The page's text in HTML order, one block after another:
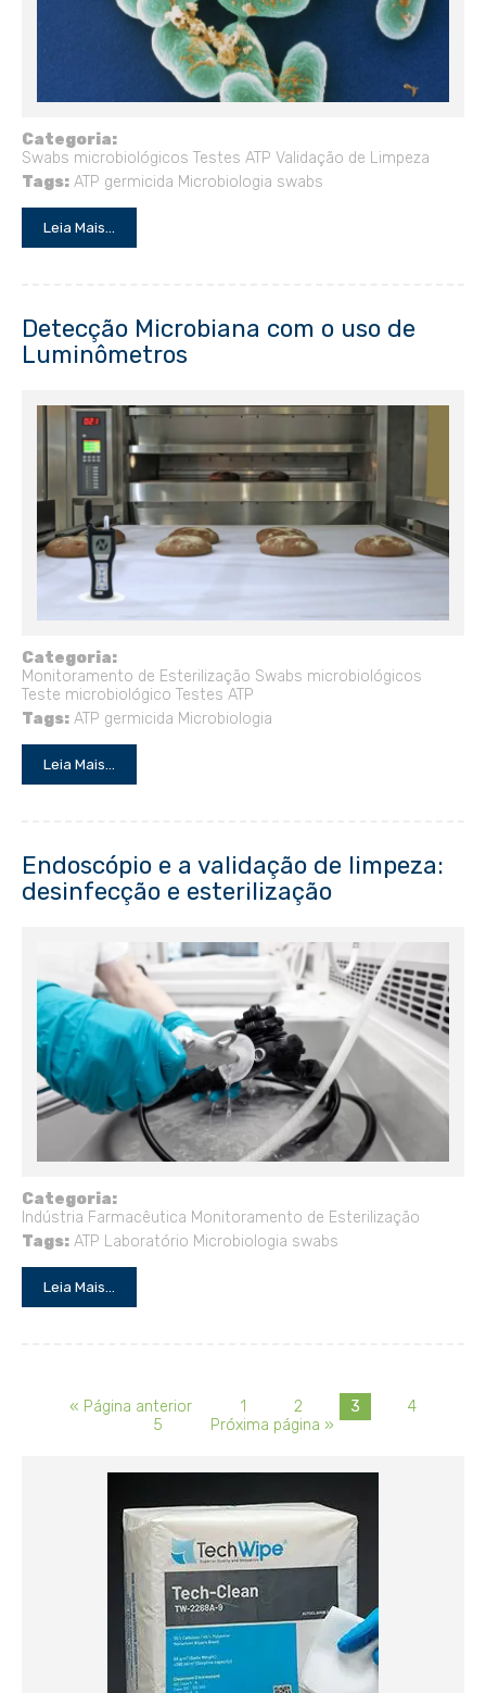
Categoria:
Swabs microbiológicos Testes ATP Validação de Limpeza
Tags: ATP germicida Microbiologia swabs
Leia Mais...
Detecção Microbiana com o uso de
Luminômetros
Categoria:
Monitoramento de Esterilização Swabs microbiológicos
Teste microbiológico Testes ATP
Tags: ATP germicida Microbiologia
Leia Mais...
Endoscópio e a validação de limpeza:
desinfecção e esterilização
Categoria:
Indústria Farmacêutica Monitoramento de Esterilização
Tags: ATP Laboratório Microbiologia swabs
Leia Mais...
« Página anterior 1 2 3
4
5
Próxima página »